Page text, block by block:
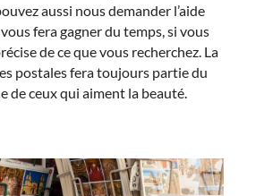
aussi nous demander l’aide
fera gagner du temps, si vous
de ce que vous recherchez. La
postales fera toujours partie du
de ceux qui aiment la beauté.